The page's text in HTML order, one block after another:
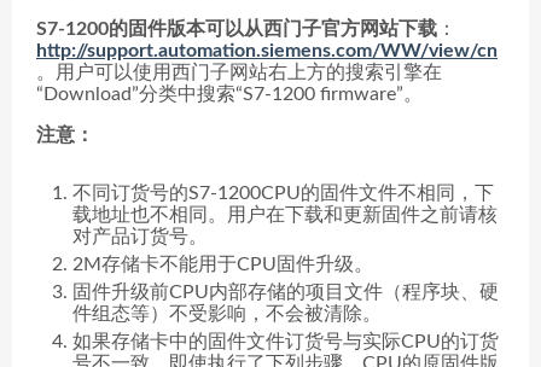
S7-1200的固件版本可以从西门子官方网站下载 ：
http://support.automation.siemens.com/WW/view/cn
。用户可以使用西门子网站右上方的搜索引擎在
“Download”分类中搜索“S7-1200 firmware”。
注意：
不同订货号的S7-1200CPU的固件文件不相同，下
载地址也不相同。用户在下载和更新固件之前请核
对产品订货号。
2M存储卡不能用于CPU固件升级。
固件升级前CPU内部存储的项目文件（程序块、硬
件组态等）不受影响，不会被清除。
如果存储卡中的固件文件订货号与实际CPU的订货